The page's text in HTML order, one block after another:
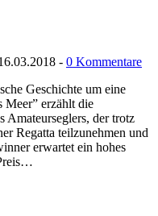
- 0 Kommentare
Geschichte um eine
Meer” erzählt die
Amateurseglers, der trotz
Regatta teilzunehmen und
erwartet ein hohes